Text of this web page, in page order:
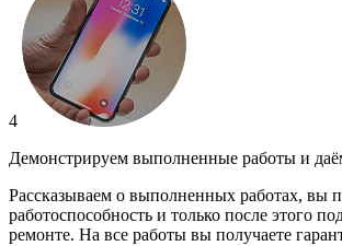
4
Демонстрируем выполненные работы и
Рассказываем о выполненных работах, вы
работоспособность и только после этого
ремонте. На все работы вы получаете